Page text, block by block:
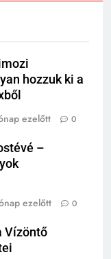
hozzuk ki a
ezelőtt 0
–
ezelőtt 0
Vízöntő